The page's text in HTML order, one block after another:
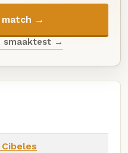
match →
smaaktest →